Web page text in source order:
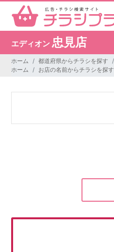
エディオン 忠見店
ホーム 都道府県からチラシを探す
ホーム
お店の名前からチラシを探す